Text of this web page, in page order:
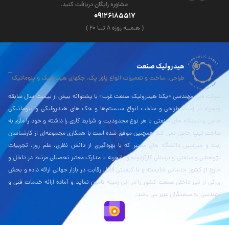
مشاوره رایگان دریافت کنید.
09126185517
( هـمــه روزه ۸ تــا ۲۰ )
هیدرولیک صنعت
طراحی، ساخت و تعمیرات انواع پاور پک، جکهای هیدرولیک و پنوماتیک
شرکت فنی مهندسی «یکتا هیدرولیک صنعت غرب» با پشتوانه بیش از بیست سال سابقه
وتجربه در زمینۀ طراحی و ساخت انواع سیستم‌ها و جک های هیدرولیکی و پنوماتیکی
خاص و دستگاه های صنعتی با هر نوع محدودیت و شرایط کاری را داشته و خود را ملزم به
ساخت تیپ خاص نمی کند همچنین موفق شده است با همکاری مجموعه‌ای از کارشناسان
زبده و مدرسین دانشگاه های معتبر که با بهره‌گیری از دانش نظری، علم روز، تجربیات
پژوهشی و صنعتی و پرسنلی کارآزموده و باتجربه با مدارک معتبر تحصیلی مرتبط در داخل و
خارج از کشور خدماتی شایسته و با کیفیتی قابل رقابت در بازار جهانی ارائه داده و بخش
بزرگی از نیاز داخلی صنعت کشور را در این زمینه تامین نماید و آماده ارائه خدمات فنی و
مهندسی به صنعتگران عزیز می باشد.